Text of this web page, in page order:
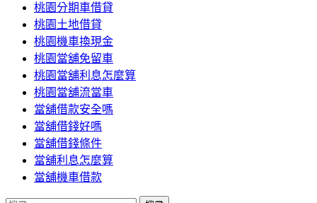
桃園分期車借貸
桃園土地借貸
桃園機車換現金
桃園當舖免留車
桃園當舖利息怎麼算
桃園當舖流當車
當舖借款安全嗎
當舖借錢好嗎
當舖借錢條件
當舖利息怎麼算
當舖機車借款